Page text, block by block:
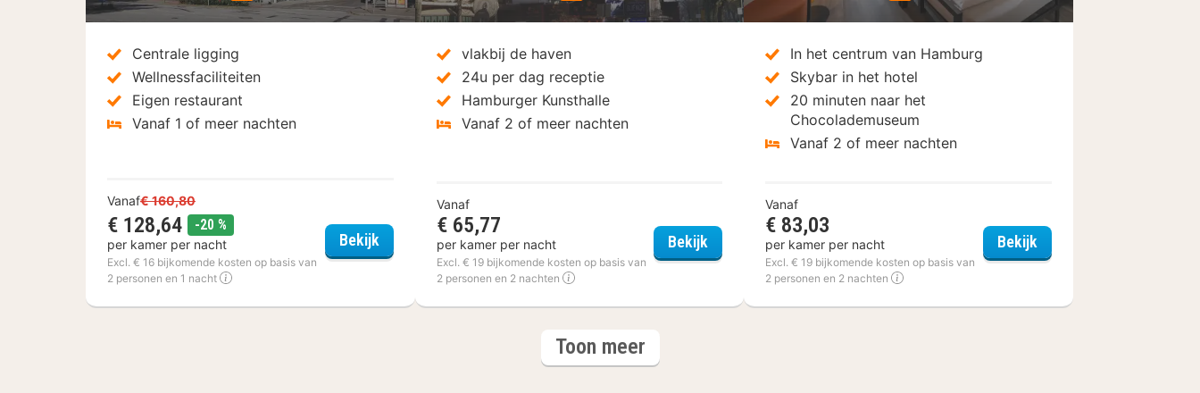
Centrale ligging
Wellnessfaciliteiten
Eigen restaurant
Vanaf 1 of meer nachten
Vanaf€ 160,80
€ 128,64 -20 %
per kamer per nacht
Excl. € 16 bijkomende kosten op basis van
2 personen en 1 nacht
BekijkArcotel Rubin Hamburg
vlakbij de haven
24u per dag receptie
Hamburger Kunsthalle
Vanaf 2 of meer nachten
Vanaf
€ 65,77
per kamer per nacht
Excl. € 19 bijkomende kosten op basis van
2 personen en 2 nachten
Bekijk a&o Hamburg Reeperbahn
In het centrum van Hamburg
Skybar in het hotel
20 minuten naar het
Chocolademuseum
Vanaf 2 of meer nachten
Vanaf
€ 83,03
per kamer per nacht
Excl. € 19 bijkomende kosten op basis van
2 personen en 2 nachten
Bekijka&o Hamburg City
Toon meerhotels